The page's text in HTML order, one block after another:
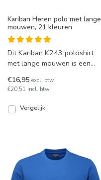
Kariban Heren polo met lange
mouwen, 21 kleuren
Dit Kariban K243 poloshirt
met lange mouwen is een
toevoeging aan je gard
€16,95 excl. btw
€20,51 incl. btw
Vergelijk